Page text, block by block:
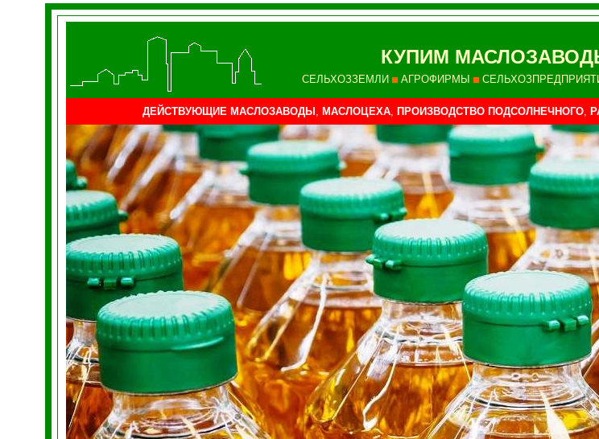
КУПИМ
СЕЛЬХОЗЗЕМЛИ АГРОФИРМЫ
ДЕЙСТВУЮЩИЕ МАСЛОЗАВОДЫ , МАСЛОЦЕХА, ПРОИЗВОДСТВО ПОДСОЛНЕЧНОГО,